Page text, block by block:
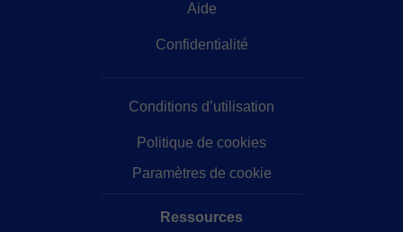
Aide
Confidentialité
Conditions d’utilisation
Politique de cookies
Paramètres de cookie
Ressources